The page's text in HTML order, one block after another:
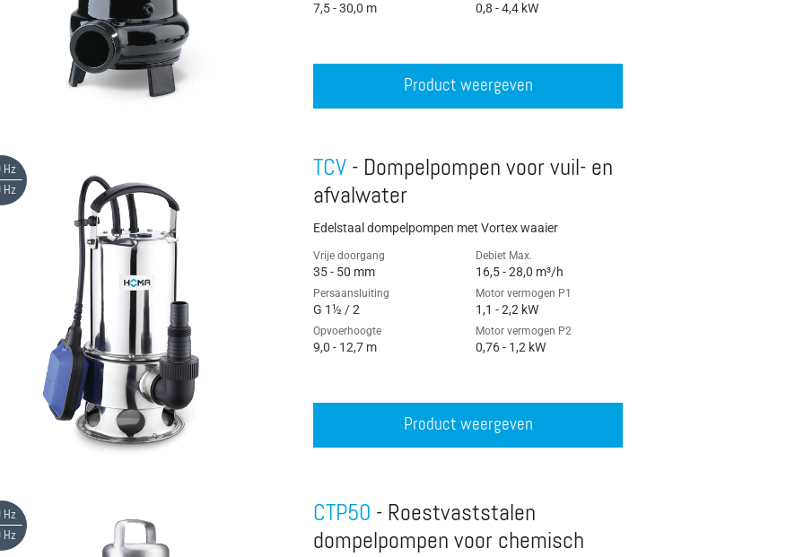
Rendement
Volumestroom / doorstroom
7,5 - 30,0 m 0,8 - 4,4 kW
Product weergeven
Hz
Hz
TCV - Dompelpompen voor vuil- en
afvalwater
Edelstaal dompelpompen met Vortex waaier
Vrije doorgang
35 - 50 mm
Persaansluiting
G 1½ / 2
Opvoerhoogte
9,0 - 12,7 m
Debiet Max.
16,5 - 28,0 m³/h
Motor vermogen P1
1,1 - 2,2 kW
Motor vermogen P2
0,76 - 1,2 kW
Product weergeven
Hz
Hz
CTP50 - Roestvaststalen
dompelpompen voor chemisch